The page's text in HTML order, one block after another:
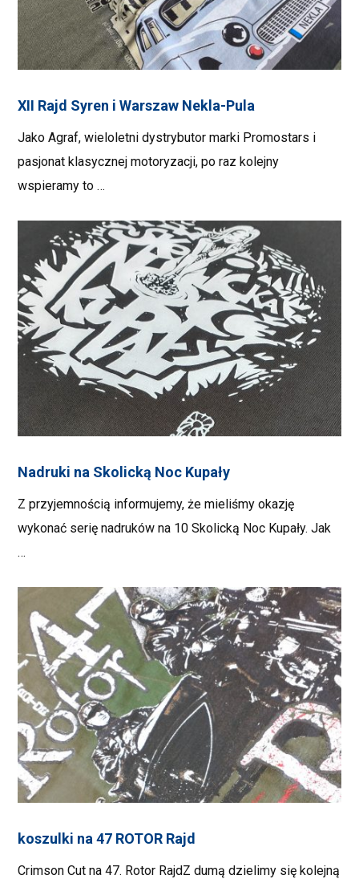
XII Rajd Syren i Warszaw Nekla-Pula
Jako Agraf, wieloletni dystrybutor marki Promostars i
pasjonat klasycznej motoryzacji, po raz kolejny
wspieramy to …
Nadruki na Skolicką Noc Kupały
Z przyjemnością informujemy, że mieliśmy okazję
wykonać serię nadruków na 10 Skolicką Noc Kupały. Jak
…
koszulki na 47 ROTOR Rajd
Crimson Cut na 47. Rotor RajdZ dumą dzielimy się kolejną